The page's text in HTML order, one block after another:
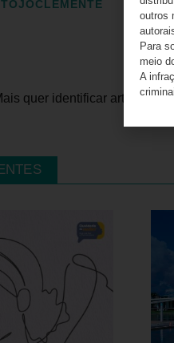
outros
Para
meio
A